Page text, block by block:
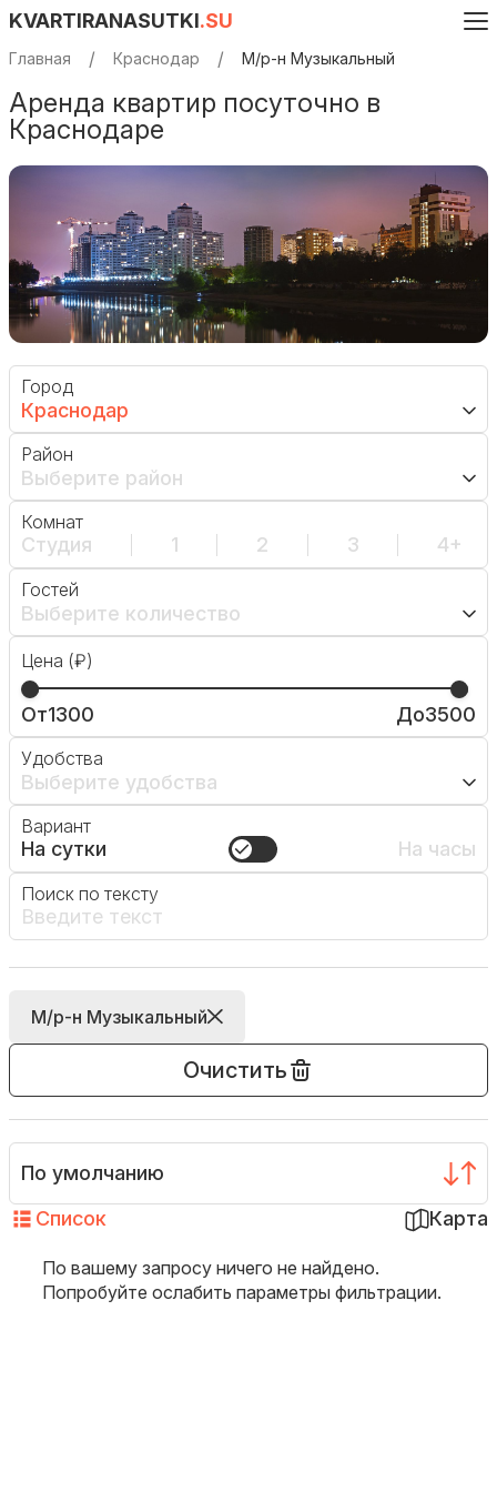
KVARTIRANASUTKI.SU
Главная Краснодар М/р-н Музыкальный
Аренда квартир посуточно в
Краснодаре
Город
Краснодар
Район
Выберите район
Комнат
Студия 1 2 3 4+
Гостей
Выберите количество
Цена (₽)
От1300 До3500
Удобства
Выберите удобства
Вариант
На сутки На часы
Поиск по тексту
М/р-н Музыкальный
Очистить
По умолчанию
Список
Карта
По вашему запросу ничего не найдено.
Попробуйте ослабить параметры фильтрации.